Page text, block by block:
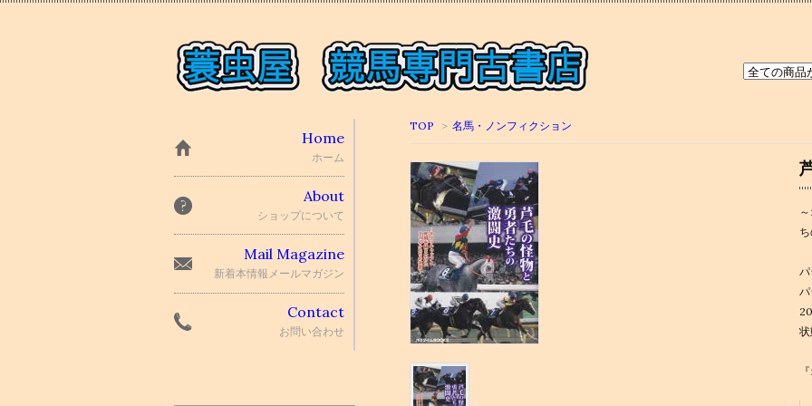
TOP > 名馬・ノンフィクション
Home
ホーム
About
ショップについて
Mail Magazine
新着本情報メールマガジン
Contact
お問い合わせ